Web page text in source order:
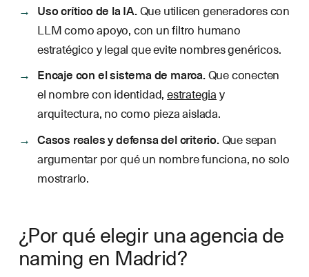
Uso crítico de la IA.Que utilicen generadores con
LLM como apoyo, con un filtro humano
estratégico y legal que evite nombres genéricos.
Encaje con el sistema de marca.Que conecten
el nombre con identidad,estrategiay
arquitectura, no como pieza aislada.
Casos reales y defensa del criterio.Que sepan
argumentar por qué un nombre funciona, no solo
mostrarlo.
¿Por qué elegir una agencia de
naming en Madrid?